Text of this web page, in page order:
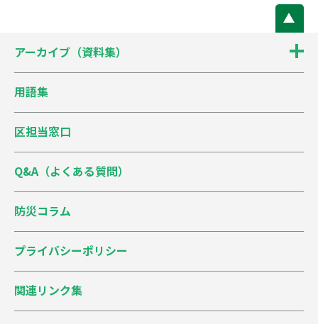
アーカイブ（資料集）
用語集
区担当窓口
Q&A（よくある質問）
防災コラム
プライバシーポリシー
関連リンク集